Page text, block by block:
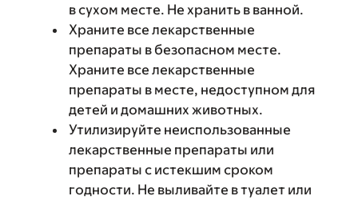
в сухом месте. Не хранить в ванной.
Храните все лекарственные
препараты в безопасном месте.
Храните все лекарственные
препараты в месте, недоступном для
детей и домашних животных.
Утилизируйте неиспользованные
лекарственные препараты или
препараты с истекшим сроком
годности. Не выливайте в туалет или